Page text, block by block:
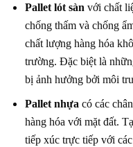
Pallet lót sàn với chất
chống thấm và chống
chất lượng hàng hóa
trường. Đặc biệt là
bị ảnh hưởng bởi môi
Pallet nhựa có các
hàng hóa với mặt đất.
tiếp xúc trực tiếp với